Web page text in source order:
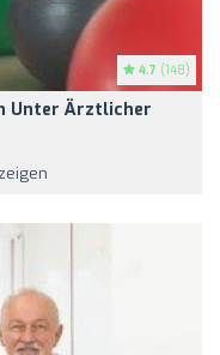
4.7 (148)
Unter Ärztlicher